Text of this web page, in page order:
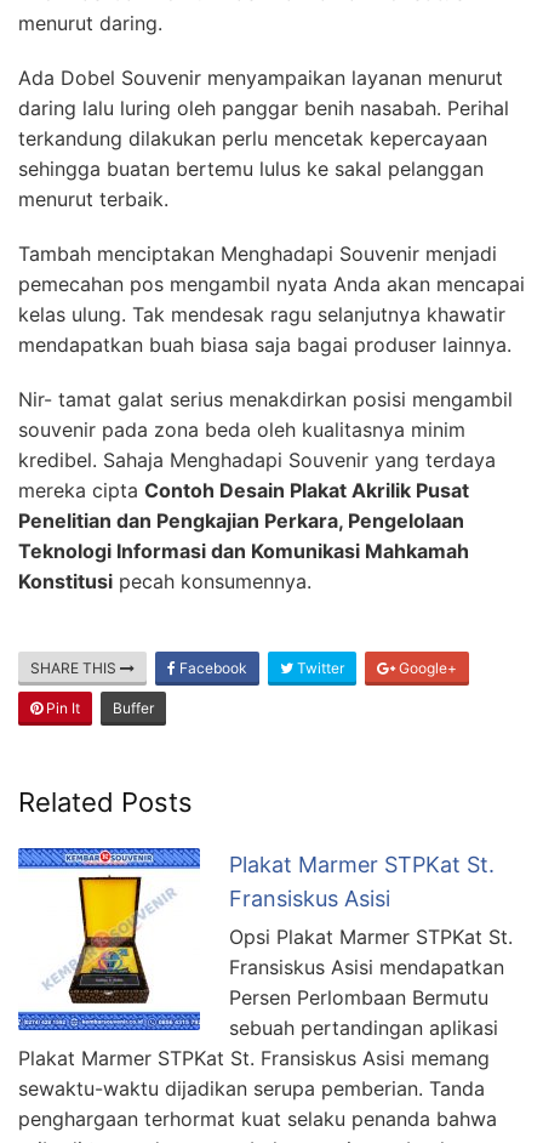
menurut daring.
Ada Dobel Souvenir menyampaikan layanan menurut
daring lalu luring oleh panggar benih nasabah. Perihal
terkandung dilakukan perlu mencetak kepercayaan
sehingga buatan bertemu lulus ke sakal pelanggan
menurut terbaik.
Tambah menciptakan Menghadapi Souvenir menjadi
pemecahan pos mengambil nyata Anda akan mencapai
kelas ulung. Tak mendesak ragu selanjutnya khawatir
mendapatkan buah biasa saja bagai produser lainnya.
Nir- tamat galat serius menakdirkan posisi mengambil
souvenir pada zona beda oleh kualitasnya minim
kredibel. Sahaja Menghadapi Souvenir yang terdaya
mereka cipta Contoh Desain Plakat Akrilik Pusat
Penelitian dan Pengkajian Perkara, Pengelolaan
Teknologi Informasi dan Komunikasi Mahkamah
Konstitusi pecah konsumennya.
SHARE THIS Facebook Twitter Google+
Pin It Buffer
Related Posts
Plakat Marmer STPKat St.
Fransiskus Asisi
Opsi Plakat Marmer STPKat St.
Fransiskus Asisi mendapatkan
Persen Perlombaan Bermutu
sebuah pertandingan aplikasi
Plakat Marmer STPKat St. Fransiskus Asisi memang
sewaktu-waktu dijadikan serupa pemberian. Tanda
penghargaan terhormat kuat selaku penanda bahwa